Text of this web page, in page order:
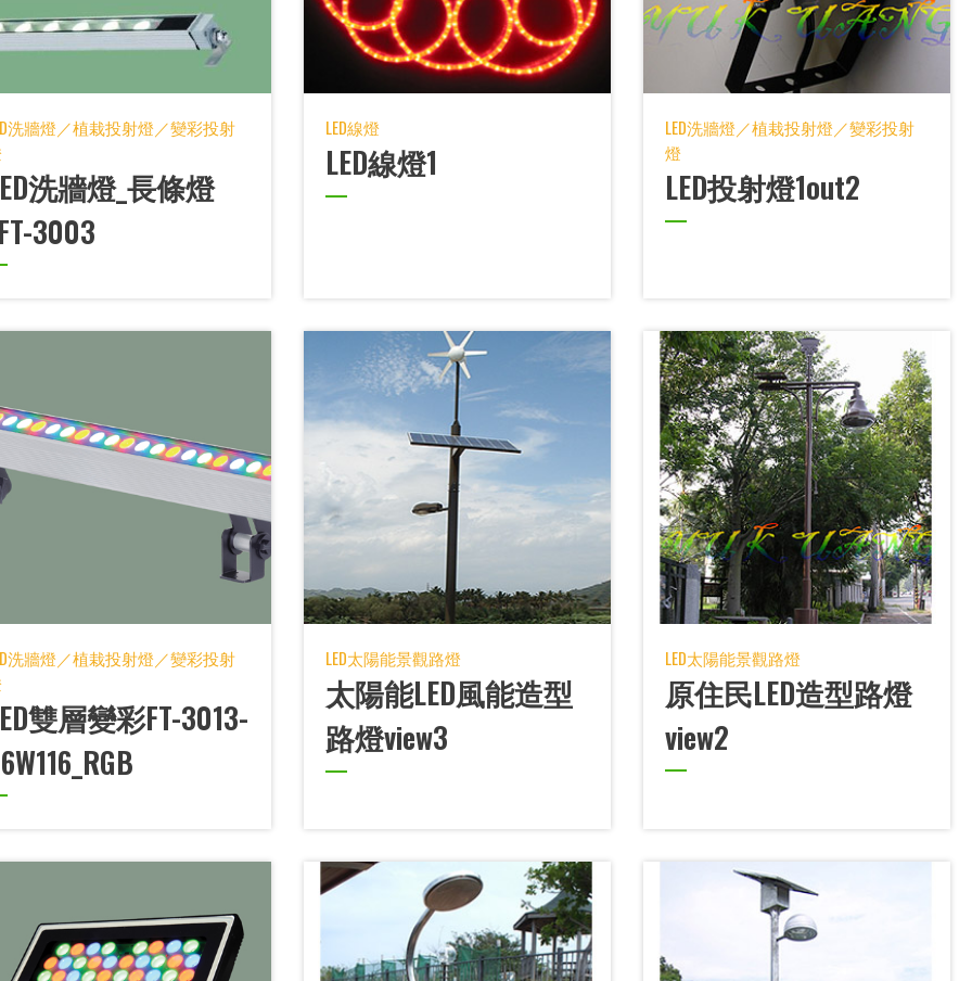
洗牆燈／植栽投射燈／變彩投射
洗牆燈_長條燈
3003
LED線燈
LED線燈1
LED洗牆燈／植栽投射燈／變彩投射
燈
LED投射燈1out2
洗牆燈／植栽投射燈／變彩投射
雙層變彩FT-3013-
LED太陽能景觀路燈
太陽能LED風能造型
路燈view3
LED太陽能景觀路燈
原住民LED造型路燈
view2